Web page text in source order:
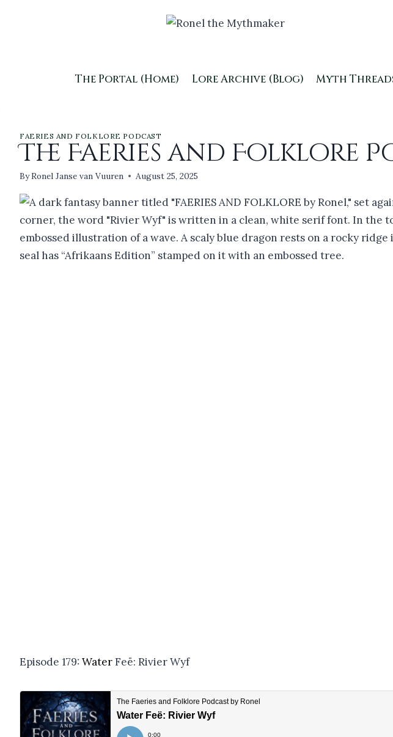
The Portal (Home) Lore Archive (Blog) Myth
FAERIES AND FOLKLORE PODCAST
The Faeries and Folklore
ByRonel Janse van Vuuren August 25, 2025
Episode 179: WaterFeë: Rivier Wyf